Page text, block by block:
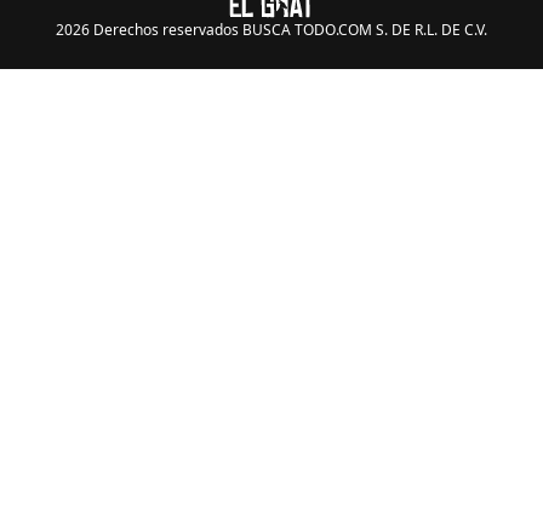
2026 Derechos reservados BUSCA TODO.COM S. DE R.L. DE C.V.